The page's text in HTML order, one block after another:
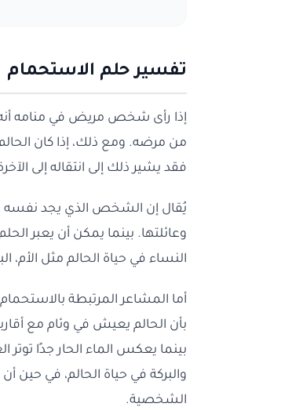
تفسير حلم الاستحمام
إذا رأى شخص مريض في منامه أنه
من مرضه. ومع ذلك، إذا كان
فقد يشير ذلك إلى انتقاله إلى
يُقال إن الشخص الذي يجد نفسه
وعائلتها. بينما يمكن أن يعبر
النساء في حياة الحالم مثل الأم،
أما المشاعر المرتبطة
بأن الحالم يعيش في وئام مع
بينما يعكس الماء الحار جدًا توتر
والبركة في حياة الحالم، في حين
الشخصية.